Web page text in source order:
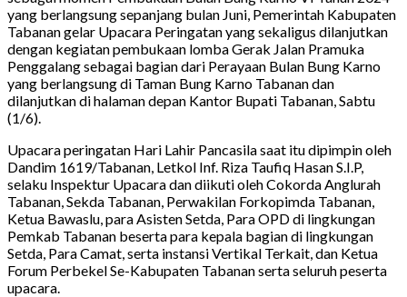
yang berlangsung sepanjang bulan Juni, Pemerintah Kabupaten
Tabanan gelar Upacara Peringatan yang sekaligus dilanjutkan
dengan kegiatan pembukaan lomba Gerak Jalan Pramuka
Penggalang sebagai bagian dari Perayaan Bulan Bung Karno
yang berlangsung di Taman Bung Karno Tabanan dan
dilanjutkan di halaman depan Kantor Bupati Tabanan, Sabtu
(1/6).
Upacara peringatan Hari Lahir Pancasila saat itu dipimpin oleh
Dandim 1619/Tabanan, Letkol Inf. Riza Taufiq Hasan S.I.P,
selaku Inspektur Upacara dan diikuti oleh Cokorda Anglurah
Tabanan, Sekda Tabanan, Perwakilan Forkopimda Tabanan,
Ketua Bawaslu, para Asisten Setda, Para OPD di lingkungan
Pemkab Tabanan beserta para kepala bagian di lingkungan
Setda, Para Camat, serta instansi Vertikal Terkait, dan Ketua
Forum Perbekel Se-Kabupaten Tabanan serta seluruh peserta
upacara.